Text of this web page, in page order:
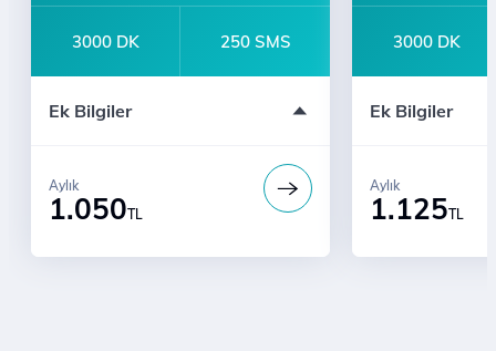
3000 DK 250 SMS
Ek Bilgiler
1.050TL
Aylık
3000 DK
Ek Bilgiler
1.125TL
Aylık